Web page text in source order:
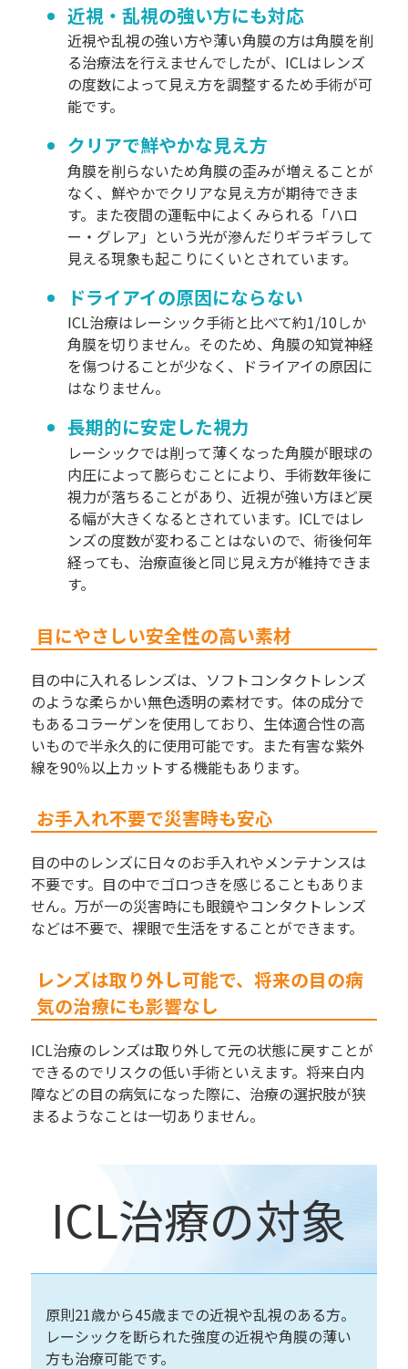
近視・乱視の強い方にも対応
近視や乱視の強い方や薄い角膜の方は角膜を削
る治療法を行えませんでしたが、ICLはレンズ
の度数によって見え方を調整するため手術が可
能です。
クリアで鮮やかな見え方
角膜を削らないため角膜の歪みが増えることが
なく、鮮やかでクリアな見え方が期待できま
す。また夜間の運転中によくみられる「ハロ
ー・グレア」という光が滲んだりギラギラして
見える現象も起こりにくいとされています。
ドライアイの原因にならない
ICL治療はレーシック手術と比べて約1/10しか
角膜を切りません。そのため、角膜の知覚神経
を傷つけることが少なく、ドライアイの原因に
はなりません。
長期的に安定した視力
レーシックでは削って薄くなった角膜が眼球の
内圧によって膨らむことにより、手術数年後に
視力が落ちることがあり、近視が強い方ほど戻
る幅が大きくなるとされています。ICLではレ
ンズの度数が変わることはないので、術後何年
経っても、治療直後と同じ見え方が維持できま
す。
目にやさしい安全性の高い素材
目の中に入れるレンズは、ソフトコンタクトレンズ
のような柔らかい無色透明の素材です。体の成分で
もあるコラーゲンを使用しており、生体適合性の高
いもので半永久的に使用可能です。また有害な紫外
線を90％以上カットする機能もあります。
お手入れ不要で災害時も安心
目の中のレンズに日々のお手入れやメンテナンスは
不要です。目の中でゴロつきを感じることもありま
せん。万が一の災害時にも眼鏡やコンタクトレンズ
などは不要で、裸眼で生活をすることができます。
レンズは取り外し可能で、将来の目の病
気の治療にも影響なし
ICL治療のレンズは取り外して元の状態に戻すことが
できるのでリスクの低い手術といえます。将来白内
障などの目の病気になった際に、治療の選択肢が狭
まるようなことは一切ありません。
ICL治療の対象
原則21歳から45歳までの近視や乱視のある方。
レーシックを断られた強度の近視や角膜の薄い
方も治療可能です。